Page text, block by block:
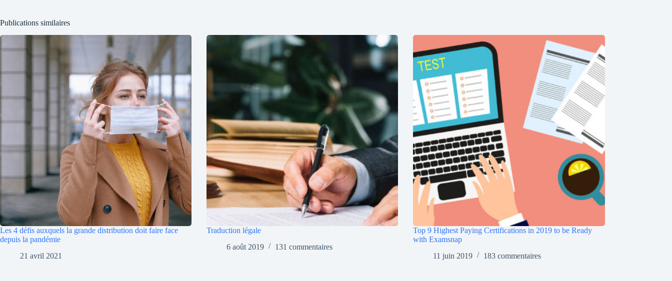
Publications similaires
Les 4 défis auxquels la grande distribution doit faire face
depuis la pandémie
21 avril 2021
Traduction légale
6 août 2019
131 commentaires
Top 9 Highest Paying Certifications in 2019 to be Ready
with Examsnap
11 juin 2019
183 commentaires